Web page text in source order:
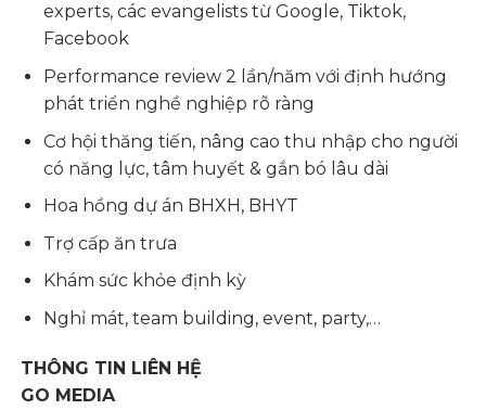
experts, các evangelists từ Google, Tiktok,
Facebook
Performance review 2 lần/năm với định hướng
phát triển nghề nghiệp rõ ràng
Cơ hội thăng tiến, nâng cao thu nhập cho người
có năng lực, tâm huyết & gắn bó lâu dài
Hoa hồng dự án BHXH, BHYT
Trợ cấp ăn trưa
Khám sức khỏe định kỳ
Nghỉ mát, team building, event, party,…
THÔNG TIN LIÊN HỆ
GO MEDIA